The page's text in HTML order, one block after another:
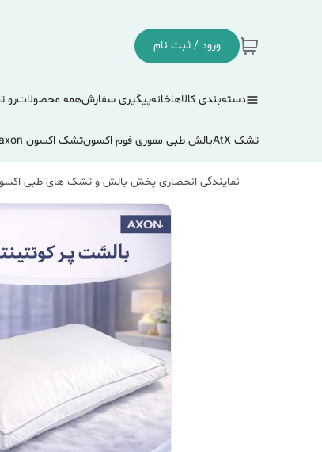
ورود / ثبت نام
دسته‌بندی کالاهاخانهپیگیری سفارشهمه محصولاترو
تشک AtX بالش طبی مموری فوم اکسونتشک اکسون axon
نمایندگی انحصاری پخش بالش و تشک های طبی